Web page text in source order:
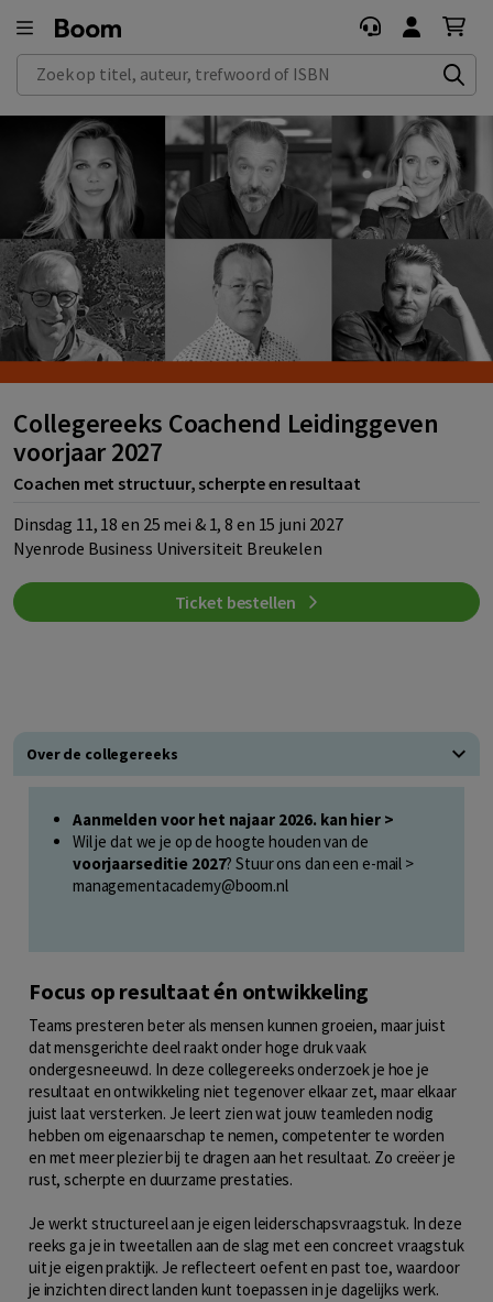
Zoek op titel, auteur, trefwoord of ISBN
Collegereeks Coachend Leidinggeven
voorjaar 2027
Coachen met structuur, scherpte en resultaat
Dinsdag 11, 18 en 25 mei & 1, 8 en 15 juni 2027
Nyenrode Business Universiteit Breukelen
Ticket bestellen
Over de collegereeks
Aanmelden voor het najaar 2026. kan hier >
Wil je dat we je op de hoogte houden van de
voorjaarseditie 2027? Stuur ons dan een e-mail >
managementacademy@boom.nl
Focus op resultaat én ontwikkeling
Teams presteren beter als mensen kunnen groeien, maar juist
dat mensgerichte deel raakt onder hoge druk vaak
ondergesneeuwd. In deze collegereeks onderzoek je hoe je
resultaat en ontwikkeling niet tegenover elkaar zet, maar elkaar
juist laat versterken. Je leert zien wat jouw teamleden nodig
hebben om eigenaarschap te nemen, competenter te worden
en met meer plezier bij te dragen aan het resultaat. Zo creëer je
rust, scherpte en duurzame prestaties.
Je werkt structureel aan je eigen leiderschapsvraagstuk. In deze
reeks ga je in tweetallen aan de slag met een concreet vraagstuk
uit je eigen praktijk. Je reflecteert oefent en past toe, waardoor
je inzichten direct landen kunt toepassen in je dagelijks werk.